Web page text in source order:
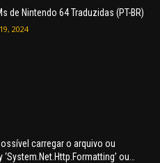
de Nintendo 64 Traduzidas (PT-BR)
2024
carregar o arquivo ou
‘System.Net.Http.Formatting’ ou